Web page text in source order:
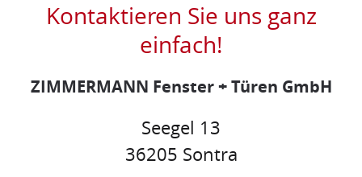
Kontaktieren Sie uns ganz
einfach!
ZIMMERMANN Fenster + Türen GmbH
Seegel 13
36205 Sontra